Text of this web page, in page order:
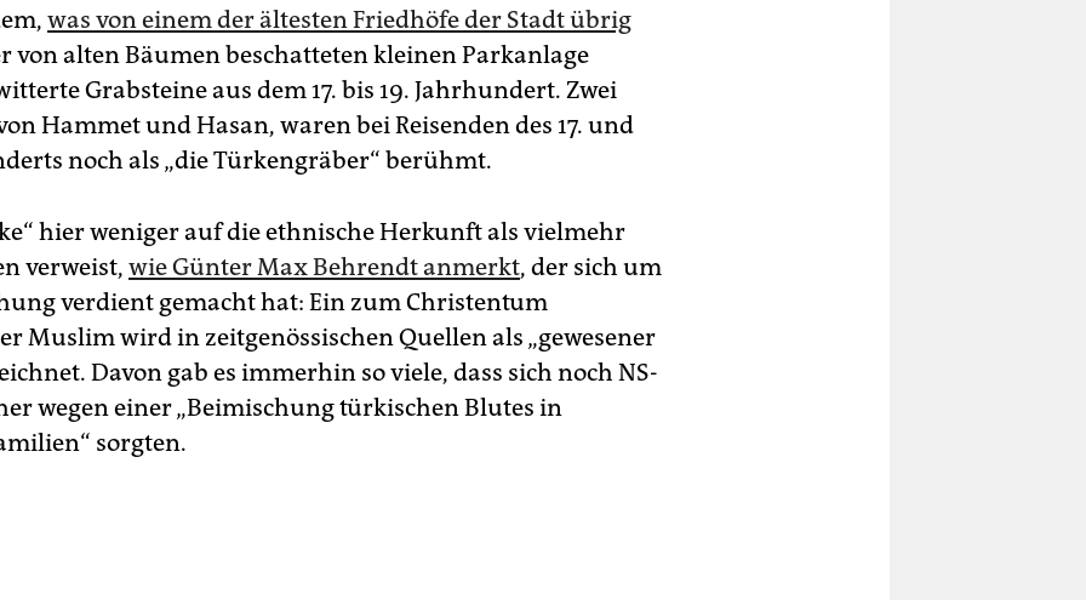
was von einem der ältesten Friedhöfe der Stadt übrig
von alten Bäumen beschatteten kleinen Parkanlage
Grabsteine aus dem 17. bis 19. Jahrhundert. Zwei
Hammet und Hasan, waren bei Reisenden des 17. und
noch als „die Türkengräber“ berühmt.
hier weniger auf die ethnische Herkunft als vielmehr
verweist, wie Günter Max Behrendt anmerkt, der sich um
verdient gemacht hat: Ein zum Christentum
Muslim wird in zeitgenössischen Quellen als „gewesener
Davon gab es immerhin so viele, dass sich noch NS-
wegen einer „Beimischung türkischen Blutes in
sorgten.